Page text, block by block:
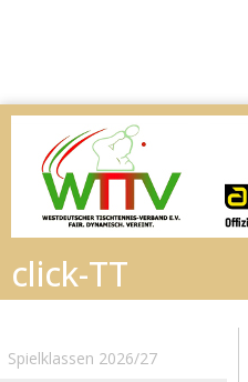
Spielklassen 2026/27